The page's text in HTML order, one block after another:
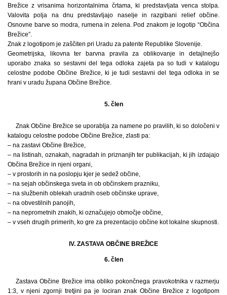
Brežice z vrisanima horizontalnima črtama, ki predstavljata venca stolpa.
Valovita polja na dnu predstavljajo naselje in razgibani relief občine.
Osnovne barve so modra, rumena in zelena. Pod znakom je logotip “Občina
Brežice”.
Znak z logotipom je zaščiten pri Uradu za patente Republike Slovenije.
Geometrijska, likovna ter barvna pravila za oblikovanje in detajlnejšo
uporabo znaka so sestavni del tega odloka zajeta pa so tudi v katalogu
celostne podobe Občine Brežice, ki je tudi sestavni del tega odloka in se
hrani v uradu župana Občine Brežice.
5. člen
Znak Občine Brežice se uporablja za namene po pravilih, ki so določeni v
katalogu celostne podobe Občine Brežice, zlasti pa:
– na zastavi Občine Brežice,
– na listinah, oznakah, nagradah in priznanjih ter publikacijah, ki jih izdajajo
Občina Brežice in njeni organi,
– v prostorih in na poslopju kjer je sedež občine,
– na sejah občinskega sveta in ob občinskem prazniku,
– na službenih oblekah uradnih oseb občinske uprave,
– na obvestilnih panojih,
– na neprometnih znakih, ki označujejo območje občine,
– v vseh drugih primerih, ko gre za prezentacijo občine kot lokalne skupnosti.
IV. ZASTAVA OBČINE BREŽICE
6. člen
Zastava Občine Brežice ima obliko pokončnega pravokotnika v razmerju
1:3, v njeni zgornji tretjini pa je lociran znak Občine Brežice z logotipom